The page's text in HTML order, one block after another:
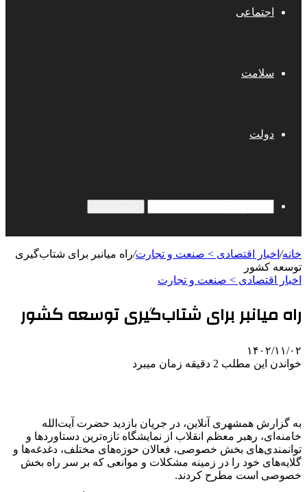
اجتماعی
سلامت
دولت
خانه/ اخبار اقتصادی > صنعت و تجارت/راه میانبر برای شتاب‌گیری
توسعه کشور
اخبار اقتصادی > صنعت و تجارت
راه میانبر برای شتاب‌گیری توسعه کشور
۱۴۰۲/۱۱/۰۲
خواندن این مطلب 2 دقیقه زمان میبرد
به گزارش همشهری آنلاین، در جریان بازدید حضرت آیت‌الله
خامنه‌ای، رهبر معظم انقلاب از نمایشگاه تازه‌ترین دستاوردها و
توانمندی‌های بخش خصوصی، فعالان حوزه‌های مختلف، دغدغه‌ها و
گلایه‌های خود را در زمینه مشکلات و موانعی که بر سر راه بخش
خصوصی است مطرح کردند.